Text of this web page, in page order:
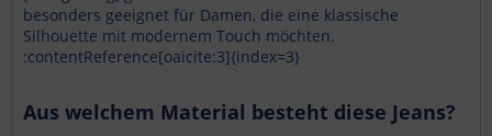
besonders geeignet für Damen, die eine klassische
Silhouette mit modernem Touch möchten.
:contentReference[oaicite:3]{index=3}
Aus welchem Material besteht diese Jeans?